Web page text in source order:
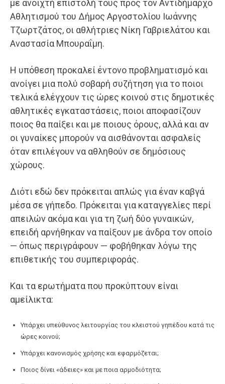
με ανοιχτή επιστολή τους προς τον Αντιδήμαρχο
Αθλητισμού του Δήμος Αργοστολίου Ιωάννης
Τζωρτζάτος, οι αθλήτριες Νίκη Γαβριελάτου και
Αναστασία Μπουραΐμη.
Η υπόθεση προκαλεί έντονο προβληματισμό και
ανοίγει μια πολύ σοβαρή συζήτηση για το ποιοι
τελικά ελέγχουν τις ώρες κοινού στις δημοτικές
αθλητικές εγκαταστάσεις, ποιοι αποφασίζουν
ποιος θα παίξει και με ποιους όρους, αλλά και αν
οι γυναίκες μπορούν να αισθάνονται ασφαλείς
όταν επιλέγουν να αθληθούν σε δημόσιους
χώρους.
Διότι εδώ δεν πρόκειται απλώς για έναν καβγά
μέσα σε γήπεδο. Πρόκειται για καταγγελίες περί
απειλών ακόμα και για τη ζωή δύο γυναικών,
επειδή αρνήθηκαν να παίξουν με άνδρα τον οποίο
— όπως περιγράφουν — φοβήθηκαν λόγω της
επιθετικής του συμπεριφοράς.
Και τα ερωτήματα που προκύπτουν είναι
αμείλικτα:
Υπάρχει υπεύθυνος λειτουργίας του κλειστού γηπέδου κατά τις
ώρες κοινού;
Υπάρχει κανονισμός χρήσης και εφαρμόζεται;
Ποιος δίνει «άδειες» και με ποια αρμοδιότητα;